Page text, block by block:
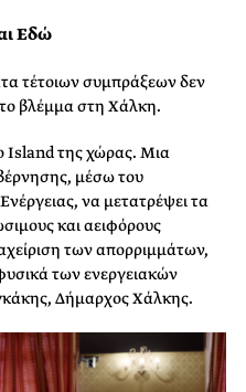
Εδώ
τέτοιων συμπράξεων δεν
βλέμμα στη Χάλκη.
Island της χώρας. Μια
μέσω του
να μετατρέψει τα
και αειφόρους
των απορριμμάτων,
των ενεργειακών
Δήμαρχος Χάλκης.